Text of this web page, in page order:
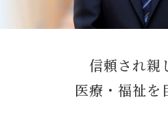
信頼され親
医療・福祉を